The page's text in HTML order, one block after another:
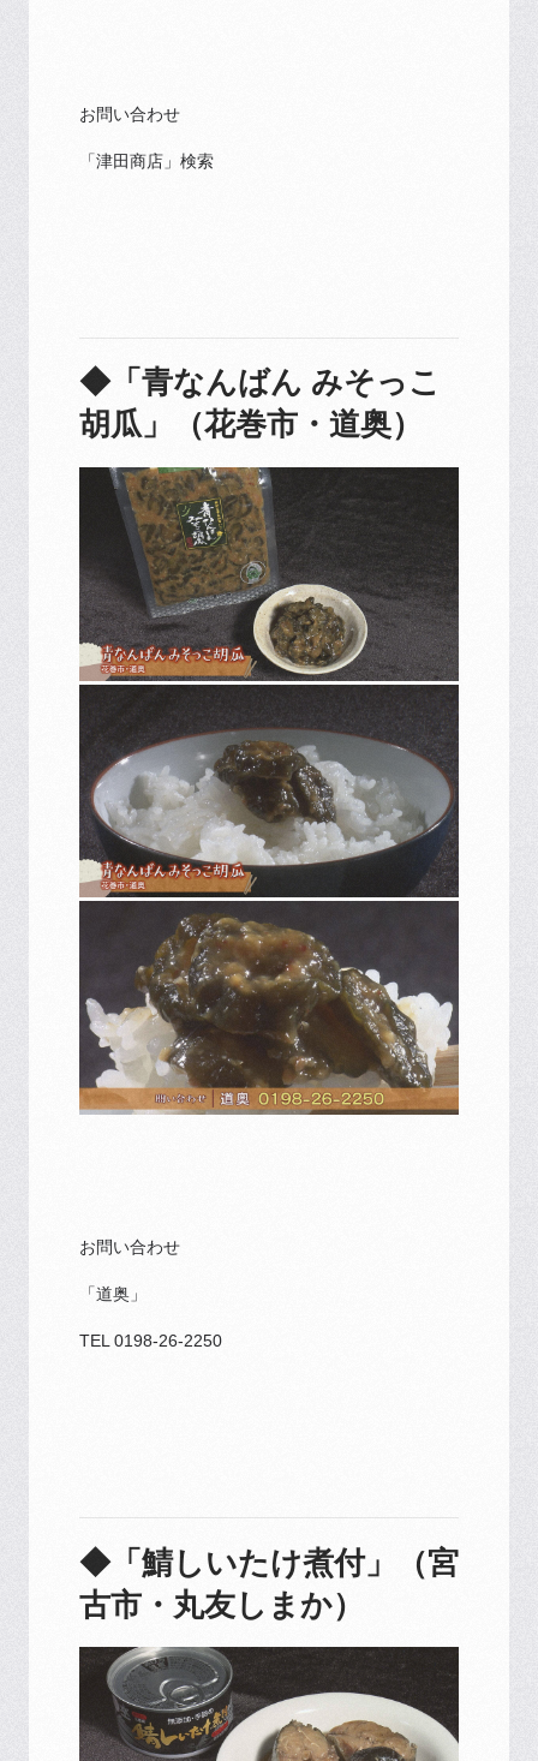
お問い合わせ
「津田商店」検索
◆「青なんばん みそっこ
胡瓜」（花巻市・道奥）
お問い合わせ
「道奥」
TEL 0198-26-2250
◆「鯖しいたけ煮付」（宮
古市・丸友しまか）